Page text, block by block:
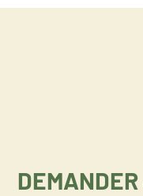
DEMANDER